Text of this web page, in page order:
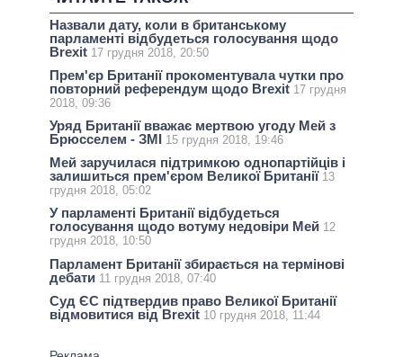
Назвали дату, коли в британському
парламенті відбудеться голосування щодо
Brexit 17 грудня 2018, 20:50
Прем'єр Британії прокоментувала чутки про
повторний референдум щодо Brexit 17 грудня
2018, 09:36
Уряд Британії вважає мертвою угоду Мей з
Брюсселем - ЗМІ 15 грудня 2018, 19:46
Мей заручилася підтримкою однопартійців і
залишиться прем'єром Великої Британії 13
грудня 2018, 05:02
У парламенті Британії відбудеться
голосування щодо вотуму недовіри Мей 12
грудня 2018, 10:50
Парламент Британії збирається на термінові
дебати 11 грудня 2018, 07:40
Суд ЄС підтвердив право Великої Британії
відмовитися від Brexit 10 грудня 2018, 11:44